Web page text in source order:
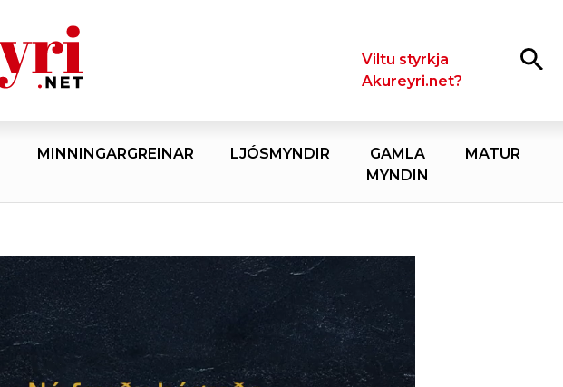
LeitaViltu styrkja
Akureyri.net?
MINNINGARGREINAR LJÓSMYNDIR
GAMLA
MYNDIN
MATUR